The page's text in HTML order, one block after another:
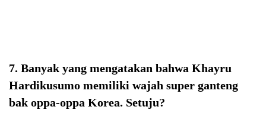
7. Banyak yang mengatakan bahwa Khayru
Hardikusumo memiliki wajah super ganteng
bak oppa-oppa Korea. Setuju?